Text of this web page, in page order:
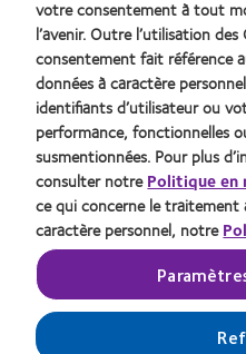
écologique (ADEME) :
Gérer les préférences
© 2026 CooperVision|Le port
possible sous réserve de non-
de lentilles et soumis à une
médicaux, marqués CE,
spécifiques à chacun pour plus
demandez conseil à votre
COOPERVISION SAS au
est situé Immeuble Les 2
votre consentement à tout
l’avenir. Outre l’utilisation
consentement fait référence
données à caractère
identifiants d’utilisateur ou
performance, fonctionnelles
susmentionnées. Pour plus
consulter notrePolitique en
ce qui concerne le traitement
caractère personnel, notre